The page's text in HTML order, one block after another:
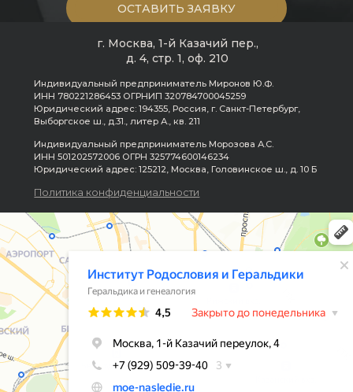
Имена, фамилии и географические названия
конфиденциальности. Все события основаны
на реальном генеалогическом исследовании,
проведённом командой Института Родословия.
Хочешь восстановить
своей семьи?
Напиши нашему менеджеру — и мы